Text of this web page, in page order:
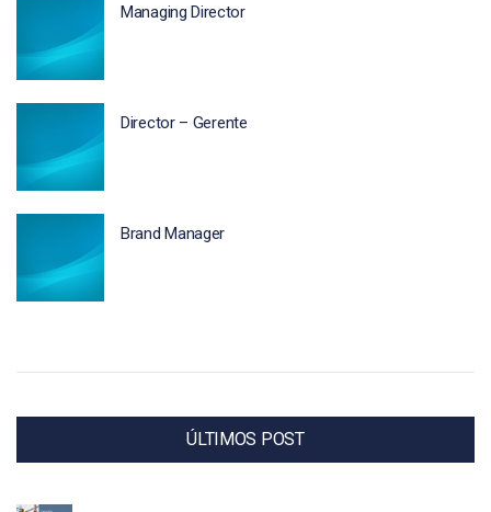
Managing Director
Director – Gerente
Brand Manager
ÚLTIMOS POST